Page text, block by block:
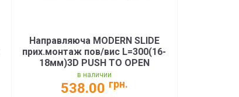
Направляюча MODERN SLIDE
прих.монтаж пов/вис L=300(16-
18мм)3D PUSH TO OPEN
35кг(PB-3D0FPO18-300-PRO)
в наличии
538.00 грн.